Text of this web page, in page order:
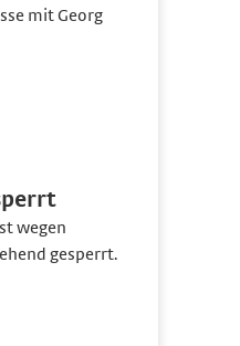
mit Georg
wegen
gesperrt.